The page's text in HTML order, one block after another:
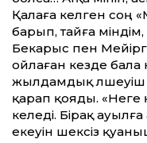
Қалаға келген соң
барып, тайға
Бекарыс пен
ойлаған кезде бала
жылдамдық өлшеуіш
қарап қояды. «Неге
келеді. Бірақ
екеуін шексіз